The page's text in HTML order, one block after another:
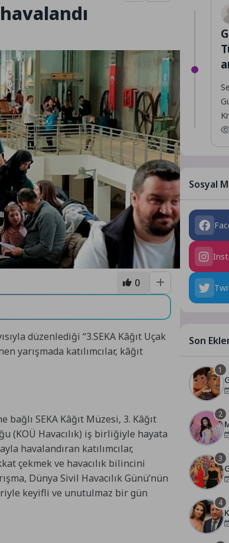
0
düzenlediği “3.SEKA Kâğıt Uçak
yarışmada katılımcılar, kâğıt
SEKA Kâğıt Müzesi, 3. Kâğıt
(KOÜ Havacılık) iş birliğiyle hayata
havalandıran katılımcılar,
çekmek ve havacılık bilincini
Dünya Sivil Havacılık Günü’nün
keyifli ve unutulmaz bir gün
Sosyal
Son
1
2
3
4